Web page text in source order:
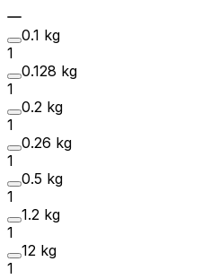
0.1 kg
1
0.128 kg
1
0.2 kg
1
0.26 kg
1
0.5 kg
1
1.2 kg
1
12 kg
1